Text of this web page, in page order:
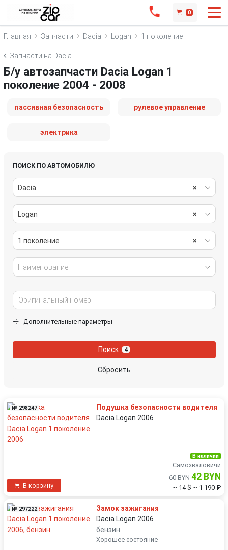
0
Главная Запчасти Dacia Logan 1 поколение
Запчасти на Dacia
Б/у автозапчасти Dacia Logan 1
поколение 2004 - 2008
пассивная безопасность рулевое управление
электрика
ПОИСК ПО АВТОМОБИЛЮ
×
Dacia
×
Logan
×
1 поколение
Наименование
Дополнительные параметры
Поиск 4
Сбросить
№ 298247
Подушка безопасности водителя
Dacia Logan 2006
В корзину
В наличии
Самохваловичи
60 BYN 42 BYN
~ 14 $ ~ 1 190 ₽
№ 297222
Замок зажигания
Dacia Logan 2006
бензин
Хорошее состояние